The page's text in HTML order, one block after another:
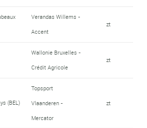
Verandas Willems -
Accent
zt
Wallonie Bruxelles -
Crédit Agricole
zt
(BEL)
Topsport
Vlaanderen -
Mercator
zt